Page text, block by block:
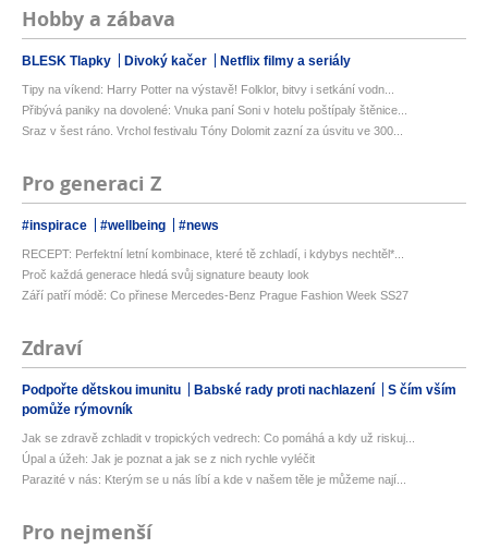
Hobby a zábava
BLESK Tlapky Divoký kačer Netflix filmy a seriály
Tipy na víkend: Harry Potter na výstavě! Folklor, bitvy i setkání vodn...
Přibývá paniky na dovolené: Vnuka paní Soni v hotelu poštípaly štěnice...
Sraz v šest ráno. Vrchol festivalu Tóny Dolomit zazní za úsvitu ve 300...
Pro generaci Z
#inspirace #wellbeing #news
RECEPT: Perfektní letní kombinace, které tě zchladí, i kdybys nechtěl*...
Proč každá generace hledá svůj signature beauty look
Září patří módě: Co přinese Mercedes-Benz Prague Fashion Week SS27
Zdraví
Podpořte dětskou imunitu Babské rady proti nachlazení
S čím vším
pomůže rýmovník
Jak se zdravě zchladit v tropických vedrech: Co pomáhá a kdy už riskuj...
Úpal a úžeh: Jak je poznat a jak se z nich rychle vyléčit
Parazité v nás: Kterým se u nás líbí a kde v našem těle je můžeme nají...
Pro nejmenší